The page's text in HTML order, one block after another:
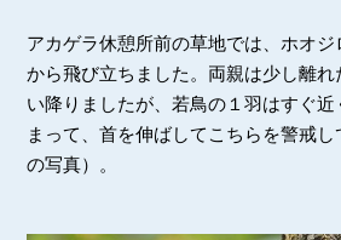
アカゲラ休憩所前の草地では、ホオジ
から飛び立ちました。両親は少し離
い降りましたが、若鳥の１羽はすぐ近
まって、首を伸ばしてこちらを警戒し
の写真）。